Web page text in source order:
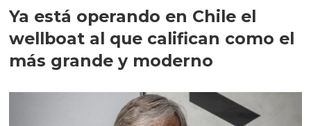
Ya está operando en Chile el
wellboat al que califican como el
más grande y moderno